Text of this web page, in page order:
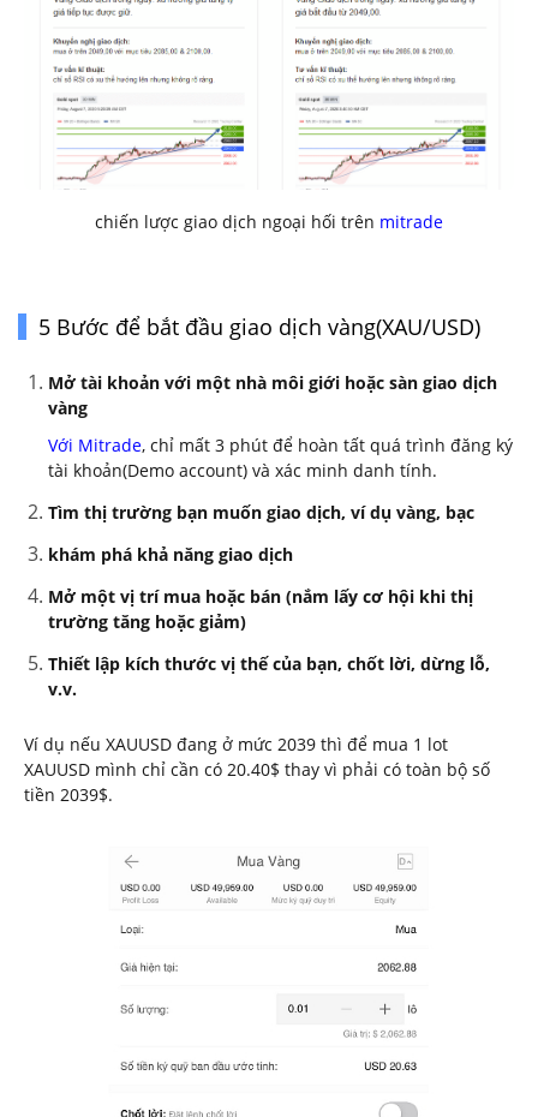
chiến lược giao dịch ngoại hối trên mitrade
5 Bước để bắt đầu giao dịch vàng(XAU/USD)
Mở tài khoản với một nhà môi giới hoặc sàn giao dịch
vàng
Với Mitrade, chỉ mất 3 phút để hoàn tất quá trình đăng ký
tài khoản(Demo account) và xác minh danh tính.
Tìm thị trường bạn muốn giao dịch, ví dụ vàng, bạc
khám phá khả năng giao dịch
Mở một vị trí mua hoặc bán (nắm lấy cơ hội khi thị
trường tăng hoặc giảm)
Thiết lập kích thước vị thế của bạn, chốt lời, dừng lỗ,
v.v.
Ví dụ nếu XAUUSD đang ở mức 2039 thì để mua 1 lot
XAUUSD mình chỉ cần có 20.40$ thay vì phải có toàn bộ số
tiền 2039$.